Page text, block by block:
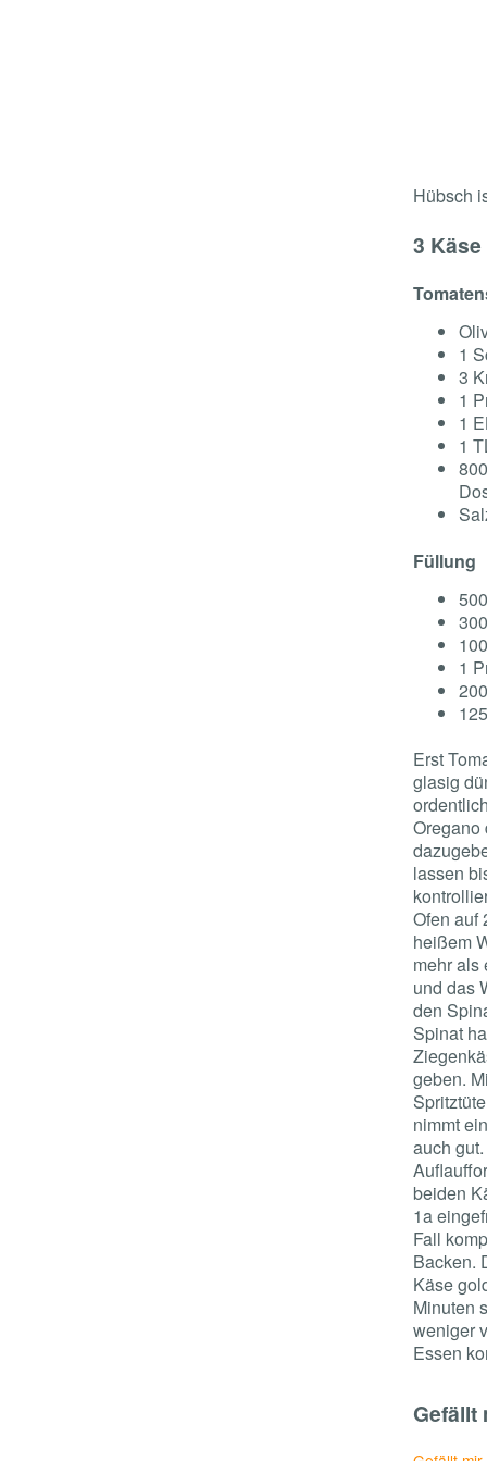
Hübsch
3
1
3
1
1
1
Füllung
1
Erst
glasig
Oregano
lassen
Ofen auf
heißem
mehr als
und das
den
Spinat
geben.
nimmt
auch
beiden
1a
Fall
Backen.
Käse
Minuten
weniger
Essen
Gefällt